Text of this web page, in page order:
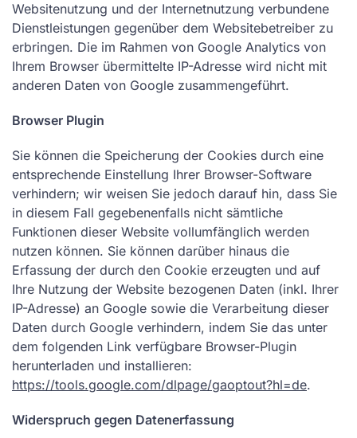
Websitenutzung und der Internetnutzung verbundene
Dienstleistungen gegenüber dem Websitebetreiber zu
erbringen. Die im Rahmen von Google Analytics von
Ihrem Browser übermittelte IP-Adresse wird nicht mit
anderen Daten von Google zusammengeführt.
Browser Plugin
Sie können die Speicherung der Cookies durch eine
entsprechende Einstellung Ihrer Browser-Software
verhindern; wir weisen Sie jedoch darauf hin, dass Sie
in diesem Fall gegebenenfalls nicht sämtliche
Funktionen dieser Website vollumfänglich werden
nutzen können. Sie können darüber hinaus die
Erfassung der durch den Cookie erzeugten und auf
Ihre Nutzung der Website bezogenen Daten (inkl. Ihrer
IP-Adresse) an Google sowie die Verarbeitung dieser
Daten durch Google verhindern, indem Sie das unter
dem folgenden Link verfügbare Browser-Plugin
herunterladen und installieren:
https://tools.google.com/dlpage/gaoptout?hl=de.
Widerspruch gegen Datenerfassung